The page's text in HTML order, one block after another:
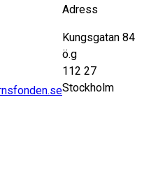
Adress
Kungsgatan 84
ö.g
112 27
Stockholm